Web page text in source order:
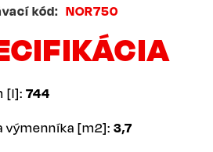
kód NOR750
[l]: 744
výmenníka [m2]: 3,7